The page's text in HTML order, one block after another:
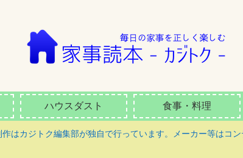
ハウスダスト 食事・料理
はカジトク編集部が独自で行っています。メーカー等はコ